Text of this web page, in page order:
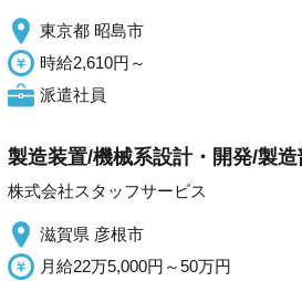
東京都 昭島市
時給2,610円～
派遣社員
製造装置/機械系設計・開発/製造
株式会社スタッフサービス
滋賀県 彦根市
月給22万5,000円～50万円